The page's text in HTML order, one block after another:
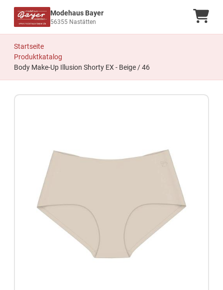
Modehaus Bayer
56355 Nastätten
Startseite
Produktkatalog
Body Make-Up Illusion Shorty EX - Beige / 46